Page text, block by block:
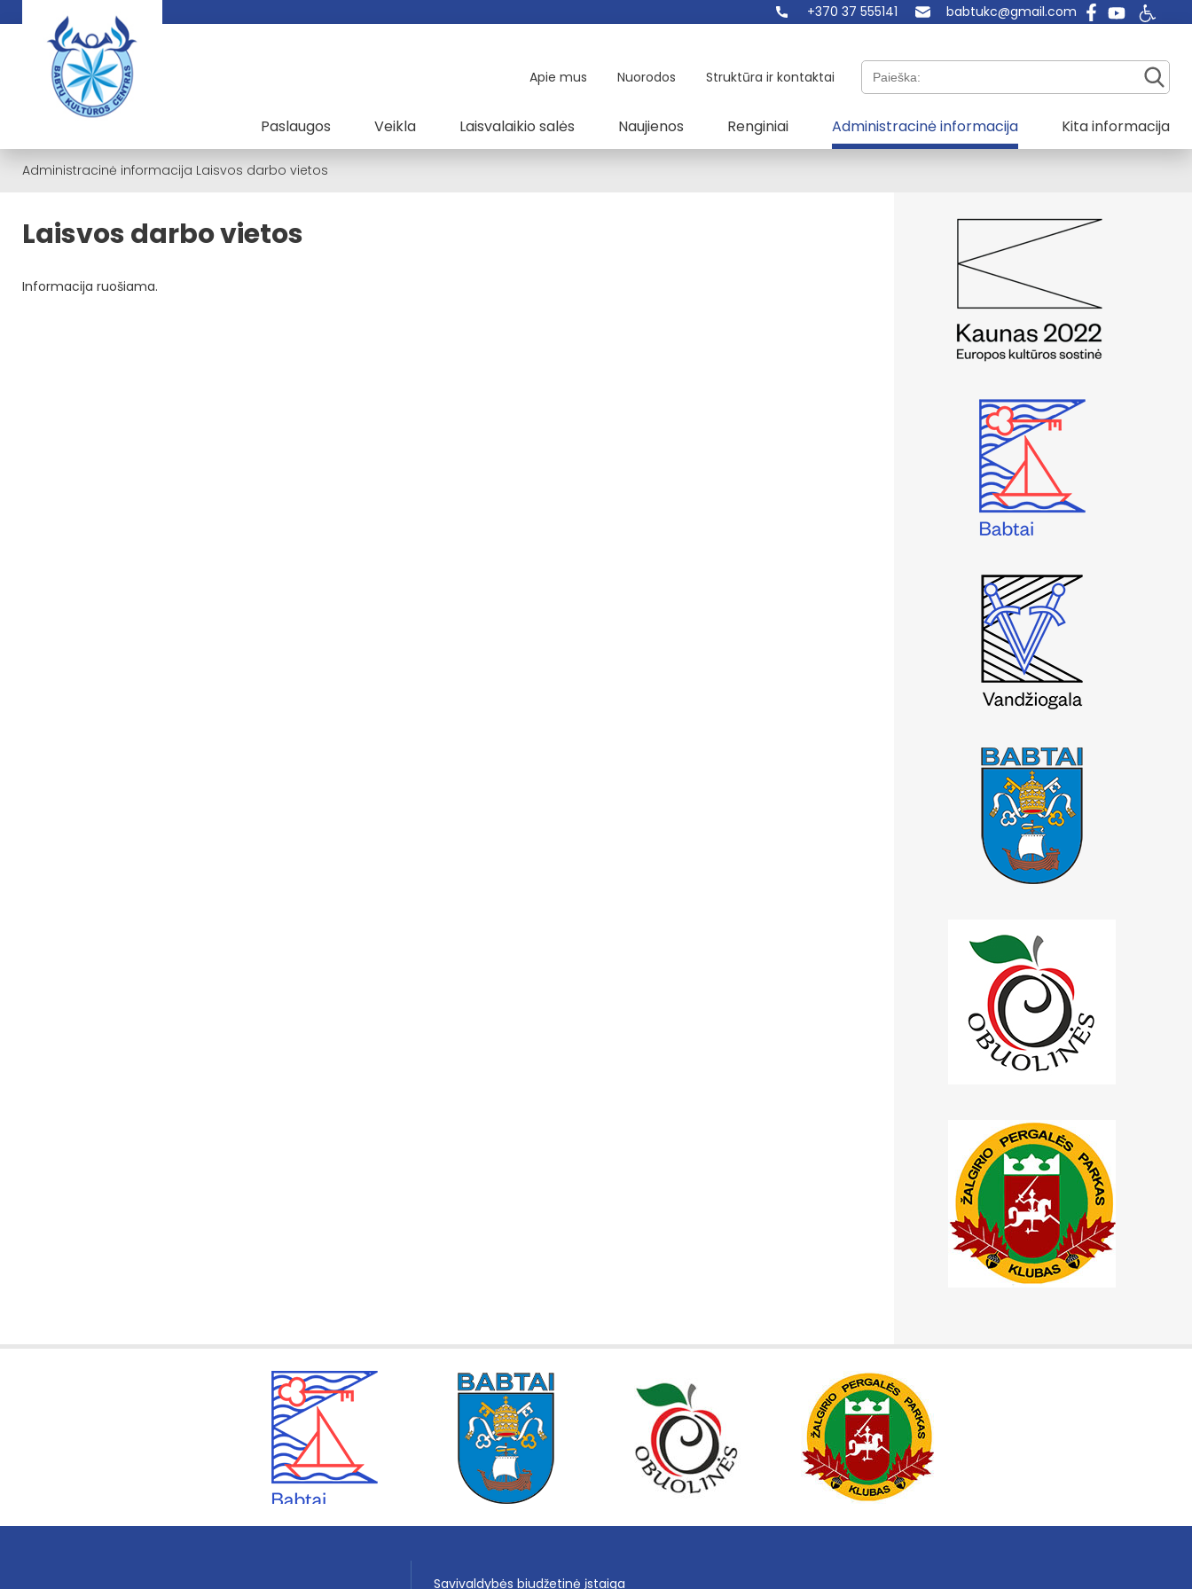
+370 37 555141 babtukc@gmail.com
Apie mus Nuorodos Struktūra ir kontaktai Paieška:
Paslaugos Veikla Laisvalaikio salės Naujienos Renginiai Administracinė informacija Kita informacija
Administracinė informacija Laisvos darbo vietos
Laisvos darbo vietos
Informacija ruošiama.
Savivaldybės biudžetinė įstaiga